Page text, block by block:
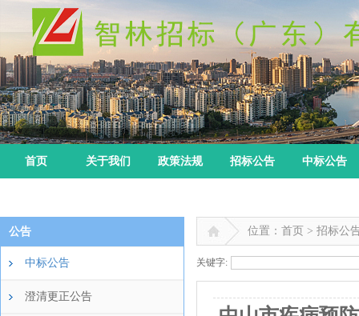
首页 关于我们 政策法规 招标公告 中标公告
公告
中标公告
澄清更正公告
位置：首页 > 招标公
关键字: